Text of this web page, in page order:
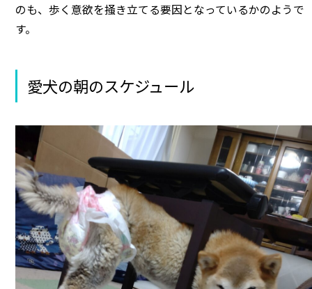
のも、歩く意欲を掻き立てる要因となっているかのようで
す。
愛犬の朝のスケジュール